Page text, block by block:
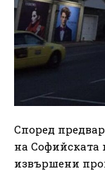
Според
на Софийската
извършени